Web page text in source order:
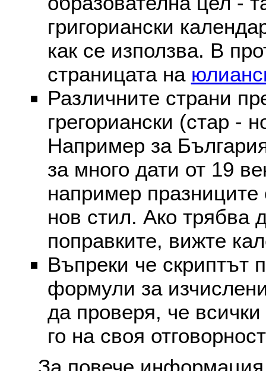
григориански
как се използва. В
страницата на
Различните страни
грегориански (стар -
Например за
за много дати от 19
например празниците
нов стил. Ако трябва
поправките, вижте
Въпреки че скриптът
формули за
да проверя, че
го на своя